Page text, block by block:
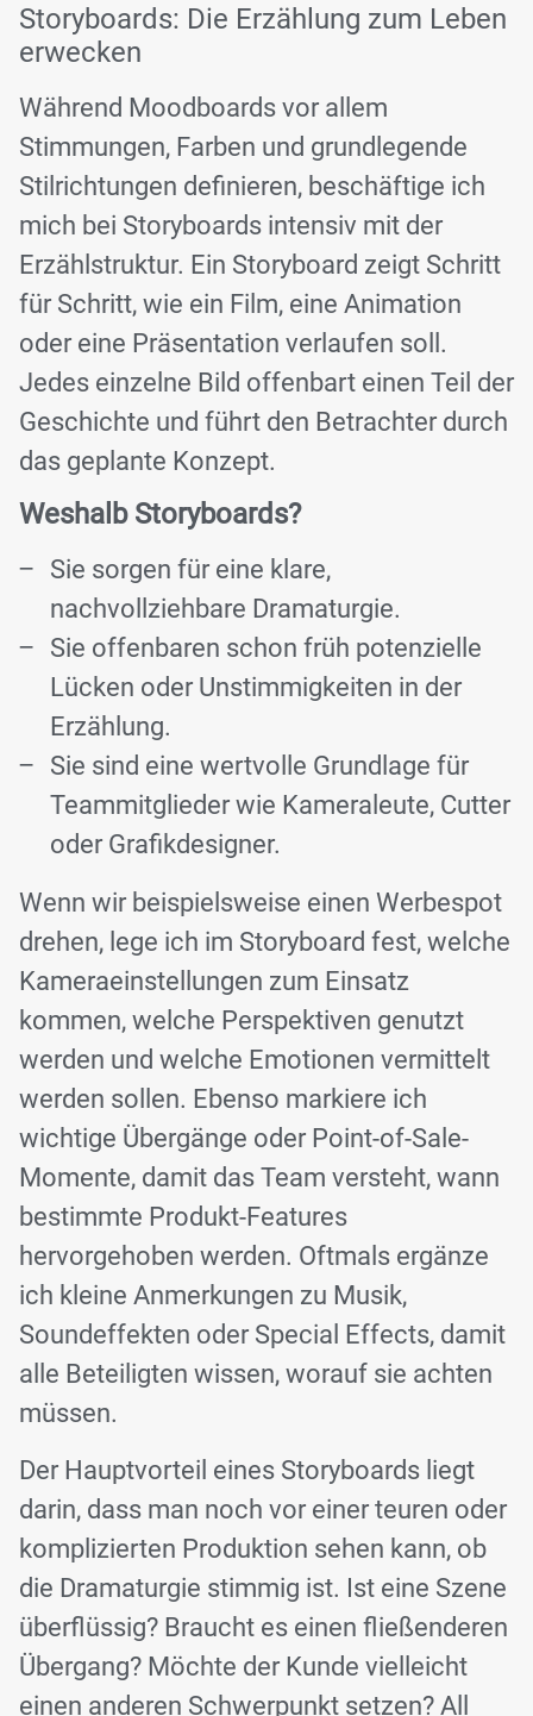
Storyboards: Die Erzählung zum Leben
erwecken
Während Moodboards vor allem
Stimmungen, Farben und grundlegende
Stilrichtungen definieren, beschäftige ich
mich bei Storyboards intensiv mit der
Erzählstruktur. Ein Storyboard zeigt Schritt
für Schritt, wie ein Film, eine Animation
oder eine Präsentation verlaufen soll.
Jedes einzelne Bild offenbart einen Teil der
Geschichte und führt den Betrachter durch
das geplante Konzept.
Weshalb Storyboards?
Sie sorgen für eine klare,
nachvollziehbare Dramaturgie.
Sie offenbaren schon früh potenzielle
Lücken oder Unstimmigkeiten in der
Erzählung.
Sie sind eine wertvolle Grundlage für
Teammitglieder wie Kameraleute, Cutter
oder Grafikdesigner.
Wenn wir beispielsweise einen Werbespot
drehen, lege ich im Storyboard fest, welche
Kameraeinstellungen zum Einsatz
kommen, welche Perspektiven genutzt
werden und welche Emotionen vermittelt
werden sollen. Ebenso markiere ich
wichtige Übergänge oder Point-of-Sale-
Momente, damit das Team versteht, wann
bestimmte Produkt-Features
hervorgehoben werden. Oftmals ergänze
ich kleine Anmerkungen zu Musik,
Soundeffekten oder Special Effects, damit
alle Beteiligten wissen, worauf sie achten
müssen.
Der Hauptvorteil eines Storyboards liegt
darin, dass man noch vor einer teuren oder
komplizierten Produktion sehen kann, ob
die Dramaturgie stimmig ist. Ist eine Szene
überflüssig? Braucht es einen fließenderen
Übergang? Möchte der Kunde vielleicht
einen anderen Schwerpunkt setzen? All